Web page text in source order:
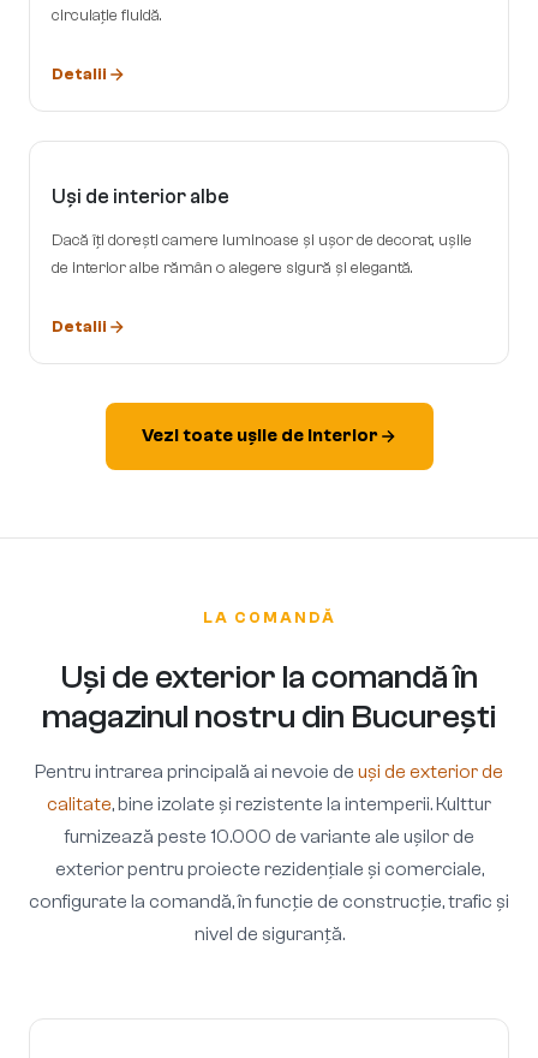
circulație fluidă.
Detalii
Uși de interior albe
Dacă îți dorești camere luminoase și ușor de decorat, ușile
de interior albe rămân o alegere sigură și elegantă.
Detalii
Vezi toate ușile de interior
LA COMANDĂ
Uși de exterior la comandă în
magazinul nostru din București
Pentru intrarea principală ai nevoie de uși de exterior de
calitate, bine izolate și rezistente la intemperii. Kulttur
furnizează peste 10.000 de variante ale ușilor de
exterior pentru proiecte rezidențiale și comerciale,
configurate la comandă, în funcție de construcție, trafic și
nivel de siguranță.